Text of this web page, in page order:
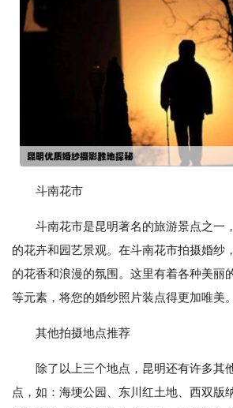
斗南花市
斗南花市是昆明著名的旅游景点之一
的花卉和园艺景观。在斗南花市拍摄婚纱
的花香和浪漫的氛围。这里有着各种美丽
等元素，将您的婚纱照片装点得更加唯美。
其他拍摄地点推荐
除了以上三个地点，昆明还有许多其
点，如：海埂公园、东川红土地、西双版